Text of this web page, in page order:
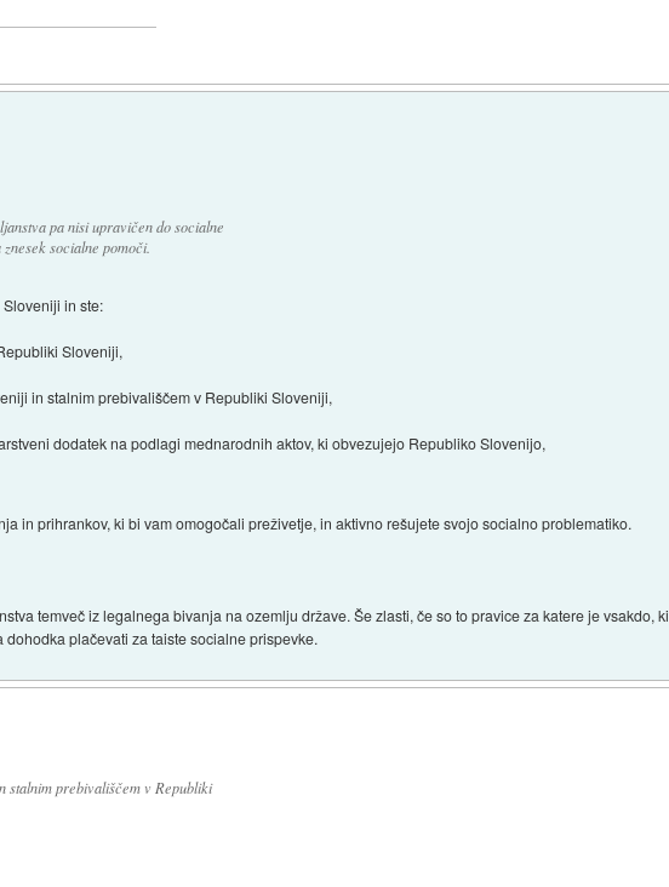
pa nisi upravičen do socialne
socialne pomoči.
in ste:
Sloveniji,
in stalnim prebivališčem v Republiki Sloveniji,
dodatek na podlagi mednarodnih aktov, ki obvezujejo Republiko Slovenijo,
in prihrankov, ki bi vam omogočali preživetje, in aktivno rešujete svojo socialno problematiko.
temveč iz legalnega bivanja na ozemlju države. Še zlasti, če so to pravice za katere je vsakdo, ki
plačevati za taiste socialne prispevke.
stalnim prebivališčem v Republiki